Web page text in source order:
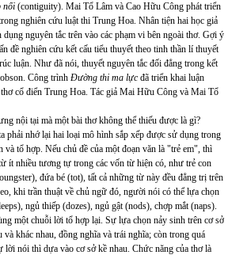
nối (contiguity). Mai Tổ Lâm và Cao Hữu Công phát triển
nghiên cứu luật thi Trung Hoa. Nhân tiện hai học giả
dụng nguyên tắc trên vào các phạm vi bên ngoài thơ. Gợi ý
đề nghiên cứu kết cấu tiểu thuyết theo tinh thần lí thuyết
luận. Như đã nói, thuyết nguyên tắc đối đẳng trong kết
Công trình Đường thi ma lựcđã triển khai luận
cổ điển Trung Hoa. Tác giả Mai Hữu Công và Mai Tổ
nội tại mà một bài thơ không thể thiếu được là gì?
phải nhớ lại hai loại mô hình sắp xếp được sử dụng trong
tổ hợp. Nếu chủ đề của một đoạn văn là "trẻ em", thì
ít nhiều tương tự trong các vốn từ hiện có, như trẻ con
đứa bé (tot), tất cả những từ này đều đẳng trị trên
khi trần thuật về chủ ngữ đó, người nói có thể lựa chọn
ngủ thiếp (dozes), ngủ gật (nods), chợp mắt (naps).
một chuỗi lời tổ hợp lại. Sự lựa chọn nảy sinh trên cơ sở
và khác nhau, đồng nghĩa và trái nghĩa; còn trong quá
nói thì dựa vào cơ sở kề nhau. Chức năng của thơ là